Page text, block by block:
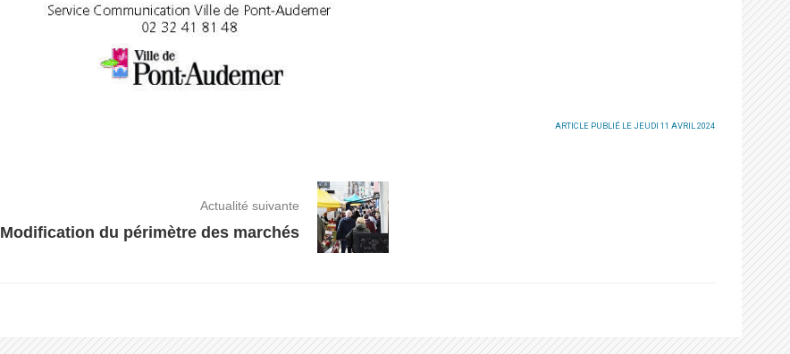
ARTICLE PUBLIÉ LE JEUDI 11 AVRIL 2024
Actualité suivante
Modification du périmètre des marchés